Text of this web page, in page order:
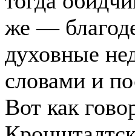
же —
духовные
словами и
Вот как